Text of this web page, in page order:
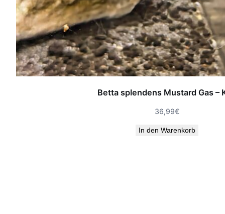
Betta splendens Mustard Gas –
36,99€
In den Warenkorb